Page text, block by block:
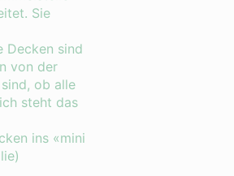
Sie
Decken sind
von der
ob alle
steht das
ins «mini